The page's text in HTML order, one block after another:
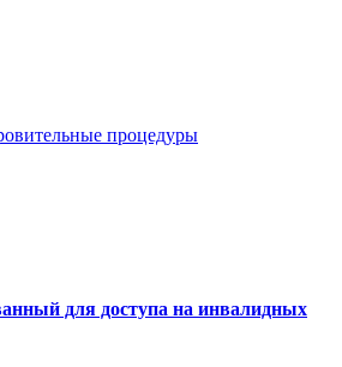
процедуры
для доступа на инвалидных